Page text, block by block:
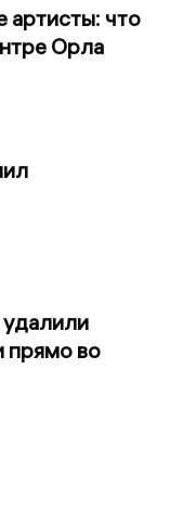
артисты: что
Орла
прямо во